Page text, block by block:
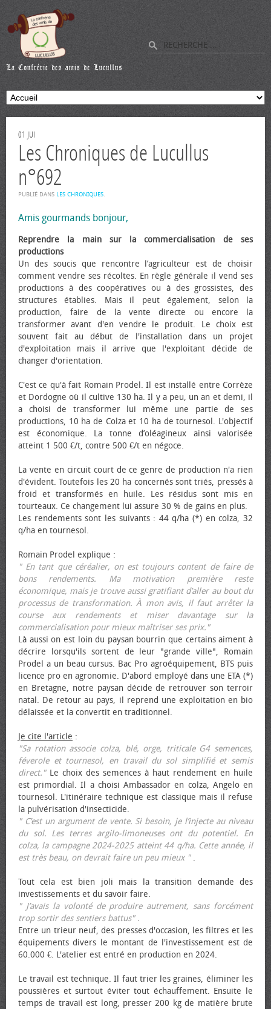
01 JUI
Les Chroniques de Lucullus
n°692
PUBLIÉ DANS LES CHRONIQUES.
Amis gourmands bonjour,
Reprendre la main sur la commercialisation de ses
productions
Un des soucis que rencontre l’agriculteur est de choisir
comment vendre ses récoltes. En règle générale il vend ses
productions à des coopératives ou à des grossistes, des
structures établies. Mais il peut également, selon la
production, faire de la vente directe ou encore la
transformer avant d'en vendre le produit. Le choix est
souvent fait au début de l'installation dans un projet
d'exploitation mais il arrive que l'exploitant décide de
changer d'orientation.
C'est ce qu'à fait Romain Prodel. Il est installé entre Corrèze
et Dordogne où il cultive 130 ha. Il y a peu, un an et demi, il
a choisi de transformer lui même une partie de ses
productions, 10 ha de Colza et 10 ha de tournesol. L'objectif
est économique. La tonne d’oléagineux ainsi valorisée
atteint 1 500 €/t, contre 500 €/t en négoce.
La vente en circuit court de ce genre de production n'a rien
d'évident. Toutefois les 20 ha concernés sont triés, pressés à
froid et transformés en huile. Les résidus sont mis en
tourteaux. Ce changement lui assure 30 % de gains en plus.
Les rendements sont les suivants : 44 q/ha (*) en colza, 32
q/ha en tournesol.
Romain Prodel explique :
" En tant que céréalier, on est toujours content de faire de
bons rendements. Ma motivation première reste
économique, mais je trouve aussi gratifiant d’aller au bout du
processus de transformation. À mon avis, il faut arrêter la
course aux rendements et miser davantage sur la
commercialisation pour mieux maîtriser ses prix."
Là aussi on est loin du paysan bourrin que certains aiment à
décrire lorsqu'ils sortent de leur "grande ville", Romain
Prodel a un beau cursus. Bac Pro agroéquipement, BTS puis
licence pro en agronomie. D'abord employé dans une ETA (*)
en Bretagne, notre paysan décide de retrouver son terroir
natal. De retour au pays, il reprend une exploitation en bio
délaissée et la convertit en traditionnel.
Je cite l'article :
"Sa rotation associe colza, blé, orge, triticale G4 semences,
féverole et tournesol, en travail du sol simplifié et semis
direct."Le choix des semences à haut rendement en huile
est primordial. Il a choisi Ambassador en colza, Angelo en
tournesol. L'itinéraire technique est classique mais il refuse
la pulvérisation d'insecticide.
" C’est un argument de vente. Si besoin, je l’injecte au niveau
du sol. Les terres argilo-limoneuses ont du potentiel. En
colza, la campagne 2024-2025 atteint 44 q/ha. Cette année, il
est très beau, on devrait faire un peu mieux ".
Tout cela est bien joli mais la transition demande des
investissements et du savoir faire.
" J’avais la volonté de produire autrement, sans forcément
trop sortir des sentiers battus".
Entre un trieur neuf, des presses d'occasion, les filtres et les
équipements divers le montant de l'investissement est de
60.000 €. L'atelier est entré en production en 2024.
Le travail est technique. Il faut trier les graines, éliminer les
poussières et surtout éviter tout échauffement. Ensuite le
temps de travail est long, presser 200 kg de matière brute